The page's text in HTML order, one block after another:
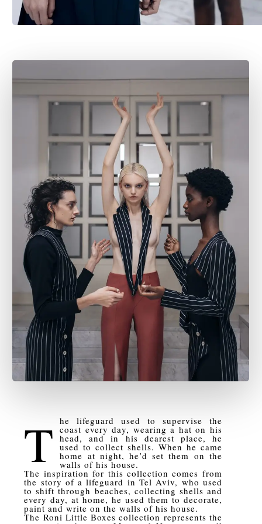
T he lifeguard used to supervise the
coast every day, wearing a hat on his
head, and in his dearest place, he
used to collect shells. When he came
home at night, he’d set them on the
walls of his house.
The inspiration for this collection comes from
the story of a lifeguard in Tel Aviv, who used
to shift through beaches, collecting shells and
every day, at home, he used them to decorate,
paint and write on the walls of his house.
The Roni Little Boxes collection represents the